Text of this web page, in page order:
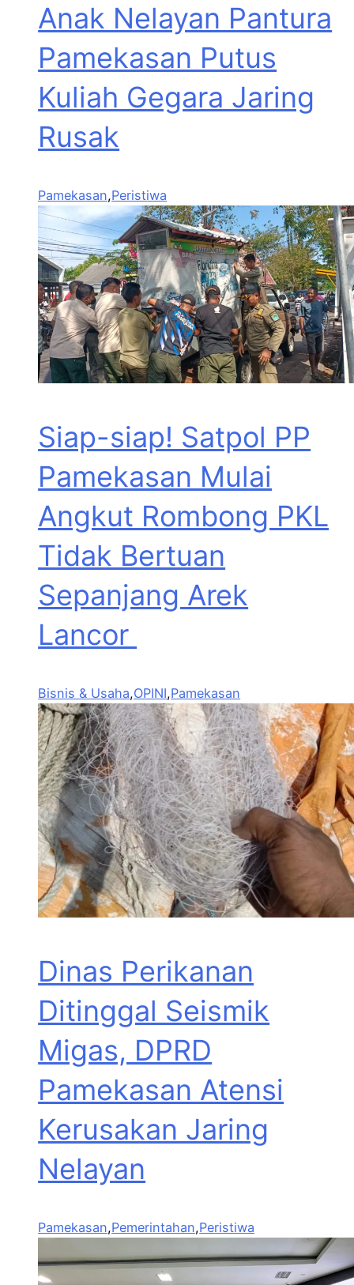
Anak Nelayan Pantura
Pamekasan Putus
Kuliah Gegara Jaring
Rusak
Pamekasan,Peristiwa
Siap-siap! Satpol PP
Pamekasan Mulai
Angkut Rombong PKL
Tidak Bertuan
Sepanjang Arek
Lancor
Bisnis & Usaha,OPINI,Pamekasan
Dinas Perikanan
Ditinggal Seismik
Migas, DPRD
Pamekasan Atensi
Kerusakan Jaring
Nelayan
Pamekasan,Pemerintahan,Peristiwa